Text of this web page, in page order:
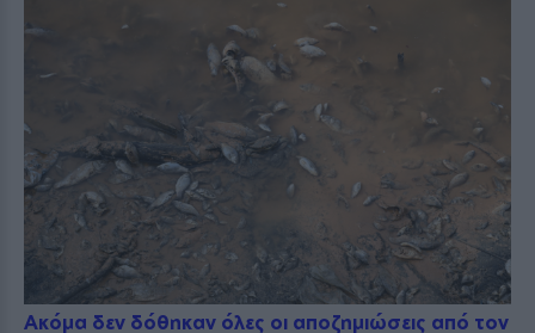
Ακόμα δεν δόθηκαν όλες οι αποζημιώσεις από τον